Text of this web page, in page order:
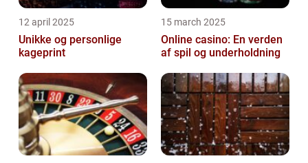
12 april 2025
Unikke og personlige
kageprint
15 march 2025
Online casino: En verden
af spil og underholdning